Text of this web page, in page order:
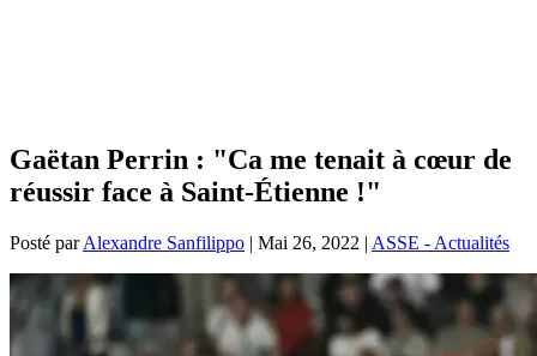
Gaëtan Perrin : "Ca me tenait à cœur de
réussir face à Saint-Étienne !"
Posté parAlexandre Sanfilippo | Mai 26, 2022 | ASSE - Actualités